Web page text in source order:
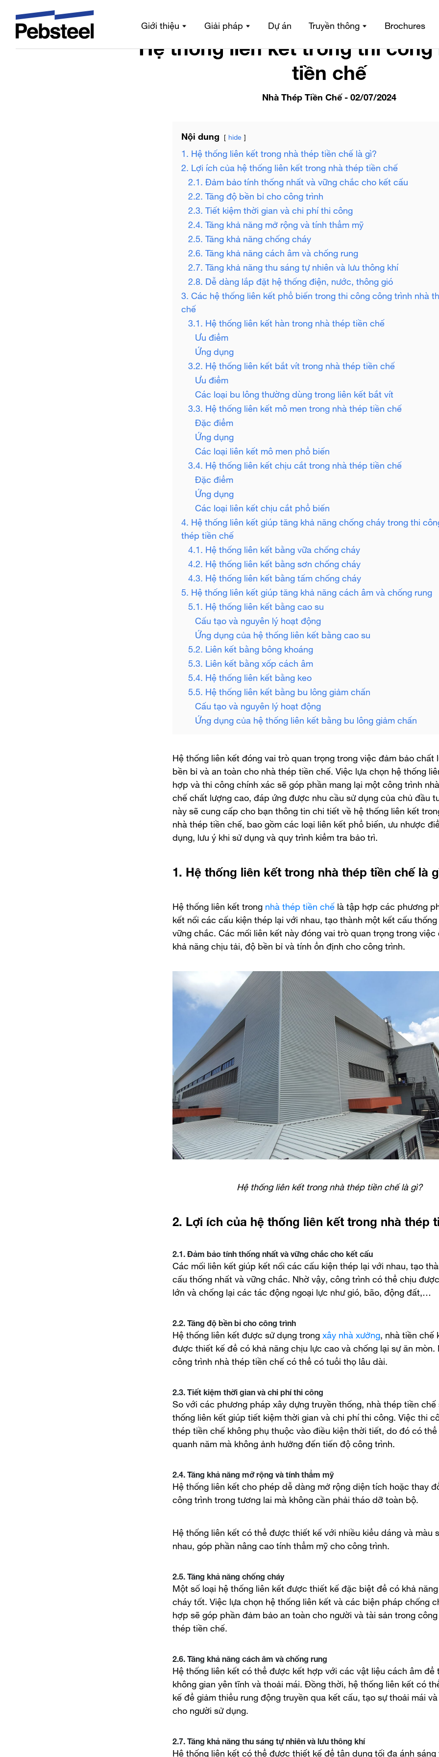
Giới thiệu Giải pháp Dự án Truyền thông Brochures
Hệ thống liên kết trong thi công
Hệ thống liên kết trong thi
tiền chế
Nhà Thép Tiền Chế- 02/07/2024
Nội dung hide
1. Hệ thống liên kết trong nhà thép tiền chế là gì?
2. Lợi ích của hệ thống liên kết trong nhà thép tiền chế
2.1. Đảm bảo tính thống nhất và vững chắc cho kết cấu
2.2. Tăng độ bền bỉ cho công trình
2.3. Tiết kiệm thời gian và chi phí thi công
2.4. Tăng khả năng mở rộng và tính thẩm mỹ
2.5. Tăng khả năng chống cháy
2.6. Tăng khả năng cách âm và chống rung
2.7. Tăng khả năng thu sáng tự nhiên và lưu thông khí
2.8. Dễ dàng lắp đặt hệ thống điện, nước, thông gió
3. Các hệ thống liên kết phổ biến trong thi công công trình nhà
chế
3.1. Hệ thống liên kết hàn trong nhà thép tiền chế
Ưu điểm
Ứng dụng
3.2. Hệ thống liên kết bắt vít trong nhà thép tiền chế
Ưu điểm
Các loại bu lông thường dùng trong liên kết bắt vít
3.3. Hệ thống liên kết mô men trong nhà thép tiền chế
Đặc điểm
Ứng dụng
Các loại liên kết mô men phổ biến
3.4. Hệ thống liên kết chịu cắt trong nhà thép tiền chế
Đặc điểm
Ứng dụng
Các loại liên kết chịu cắt phổ biến
4. Hệ thống liên kết giúp tăng khả năng chống cháy trong thi
thép tiền chế
4.1. Hệ thống liên kết bằng vữa chống cháy
4.2. Hệ thống liên kết bằng sơn chống cháy
4.3. Hệ thống liên kết bằng tấm chống cháy
5. Hệ thống liên kết giúp tăng khả năng cách âm và chống rung
5.1. Hệ thống liên kết bằng cao su
Cấu tạo và nguyên lý hoạt động
Ứng dụng của hệ thống liên kết bằng cao su
5.2. Liên kết bằng bông khoáng
5.3. Liên kết bằng xốp cách âm
5.4. Hệ thống liên kết bằng keo
5.5. Hệ thống liên kết bằng bu lông giảm chấn
Cấu tạo và nguyên lý hoạt động
Ứng dụng của hệ thống liên kết bằng bu lông giảm chấn
Hệ thống liên kết đóng vai trò quan trọng trong việc đảm bảo chất
bền bỉ và an toàn cho nhà thép tiền chế. Việc lựa chọn hệ thống
hợp và thi công chính xác sẽ góp phần mang lại một công trình
chế chất lượng cao, đáp ứng được nhu cầu sử dụng của chủ đầu
này sẽ cung cấp cho bạn thông tin chi tiết về hệ thống liên kết
nhà thép tiền chế, bao gồm các loại liên kết phổ biến, ưu nhược
dụng, lưu ý khi sử dụng và quy trình kiểm tra bảo trì.
1. Hệ thống liên kết trong nhà thép tiền chế là
Hệ thống liên kết trongnhà thép tiền chếlà tập hợp các phương
kết nối các cấu kiện thép lại với nhau, tạo thành một kết cấu
vững chắc. Các mối liên kết này đóng vai trò quan trọng trong
khả năng chịu tải, độ bền bỉ và tính ổn định cho công trình.
Hệ thống liên kết trong nhà thép tiền chế là gì?
2. Lợi ích của hệ thống liên kết trong nhà thép
2.1. Đảm bảo tính thống nhất và vững chắc cho kết cấu
Các mối liên kết giúp kết nối các cấu kiện thép lại với nhau, tạo
cấu thống nhất và vững chắc. Nhờ vậy, công trình có thể chịu
lớn và chống lại các tác động ngoại lực như gió, bão, động đất,…
2.2. Tăng độ bền bỉ cho công trình
Hệ thống liên kết được sử dụng trongxây nhà xưởng, nhà tiền chế
được thiết kế để có khả năng chịu lực cao và chống lại sự ăn mòn.
công trình nhà thép tiền chế có thể có tuổi thọ lâu dài.
2.3. Tiết kiệm thời gian và chi phí thi công
So với các phương pháp xây dựng truyền thống, nhà thép tiền
thống liên kết giúp tiết kiệm thời gian và chi phí thi công. Việc thi
thép tiền chế không phụ thuộc vào điều kiện thời tiết, do đó có
quanh năm mà không ảnh hưởng đến tiến độ công trình.
2.4. Tăng khả năng mở rộng và tính thẩm mỹ
Hệ thống liên kết cho phép dễ dàng mở rộng diện tích hoặc thay
công trình trong tương lai mà không cần phải tháo dỡ toàn bộ.
Hệ thống liên kết có thể được thiết kế với nhiều kiểu dáng và màu
nhau, góp phần nâng cao tính thẩm mỹ cho công trình.
2.5. Tăng khả năng chống cháy
Một số loại hệ thống liên kết được thiết kế đặc biệt để có khả
cháy tốt. Việc lựa chọn hệ thống liên kết và các biện pháp chống
hợp sẽ góp phần đảm bảo an toàn cho người và tài sản trong
thép tiền chế.
2.6. Tăng khả năng cách âm và chống rung
Hệ thống liên kết có thể được kết hợp với các vật liệu cách âm để
không gian yên tĩnh và thoải mái. Đồng thời, hệ thống liên kết có
kế để giảm thiểu rung động truyền qua kết cấu, tạo sự thoải mái
cho người sử dụng.
2.7. Tăng khả năng thu sáng tự nhiên và lưu thông khí
Hệ thống liên kết có thể được thiết kế để tận dụng tối đa ánh